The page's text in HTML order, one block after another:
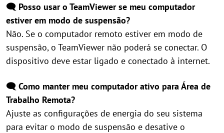
🗨️ Posso usar o TeamViewer se meu computador
estiver em modo de suspensão?
Não. Se o computador remoto estiver em modo de
suspensão, o TeamViewer não poderá se conectar. O
dispositivo deve estar ligado e conectado à internet.
🗨️ Como manter meu computador ativo para Área de
Trabalho Remota?
Ajuste as configurações de energia do seu sistema
para evitar o modo de suspensão e desative o